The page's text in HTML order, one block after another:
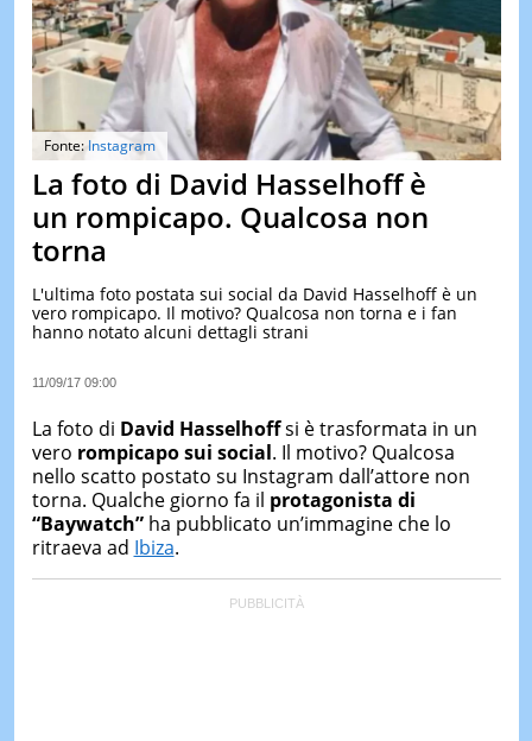
& TV
QUIZ
&
TEST
Fonte: Instagram
La foto di David Hasselhoff è
un rompicapo. Qualcosa non
torna
L'ultima foto postata sui social da David Hasselhoff è un
vero rompicapo. Il motivo? Qualcosa non torna e i fan
hanno notato alcuni dettagli strani
11/09/17 09:00
La foto di David Hasselhoffsi è trasformata in un
vero rompicapo sui social. Il motivo? Qualcosa
nello scatto postato su Instagram dall’attore non
torna. Qualche giorno fa il protagonista di
“Baywatch”ha pubblicato un’immagine che lo
ritraeva ad Ibiza.